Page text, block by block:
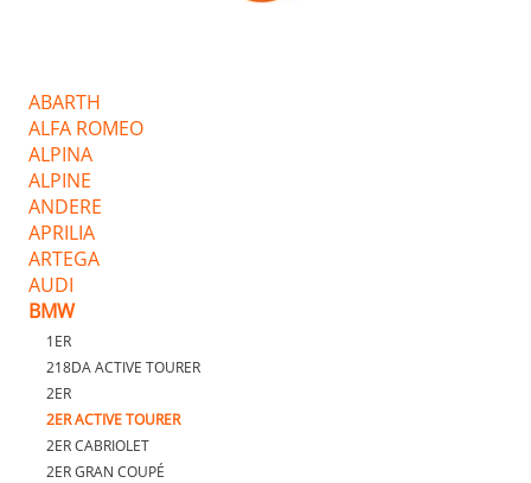
ABARTH
ALFA ROMEO
ALPINA
ALPINE
ANDERE
APRILIA
ARTEGA
AUDI
BMW
1ER
218DA ACTIVE TOURER
2ER
2ER ACTIVE TOURER
2ER CABRIOLET
2ER GRAN COUPÉ